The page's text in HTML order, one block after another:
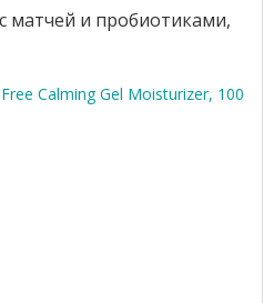
матчей и пробиотиками,
Calming Gel Moisturizer, 100